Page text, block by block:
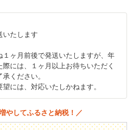
いたします
ヶ月前後で発送いたしますが、年
には、１ヶ月以上お待ちいただく
ください。
には、対応いたしかねます。
やしてふるさと納税！／